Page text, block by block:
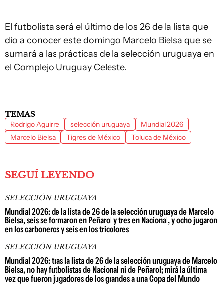
El futbolista será el último de los 26 de la lista que
dio a conocer este domingo Marcelo Bielsa que se
sumará a las prácticas de la selección uruguaya en
el Complejo Uruguay Celeste.
TEMAS
Rodrigo Aguirre selección uruguaya
Mundial 2026
Marcelo Bielsa
Tigres de México Toluca de México
SEGUÍ LEYENDO
SELECCIÓN URUGUAYA
Mundial 2026: de la lista de 26 de la selección uruguaya de Marcelo
Bielsa, seis se formaron en Peñarol y tres en Nacional, y ocho jugaron
en los carboneros y seis en los tricolores
SELECCIÓN URUGUAYA
Mundial 2026: tras la lista de 26 de la selección uruguaya de Marcelo
Bielsa, no hay futbolistas de Nacional ni de Peñarol; mirá la última
vez que fueron jugadores de los grandes a una Copa del Mundo